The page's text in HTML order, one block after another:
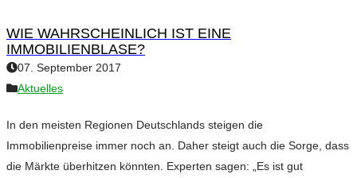
WIE WAHRSCHEINLICH IST EINE
IMMOBILIENBLASE?
07. September 2017
Aktuelles
In den meisten Regionen Deutschlands steigen die
Immobilienpreise immer noch an. Daher steigt auch die Sorge, dass
die Märkte überhitzen könnten. Experten sagen: „Es ist gut